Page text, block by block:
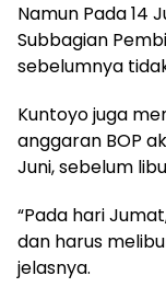
Namun Pada 14
Subbagian
sebelumnya
Kuntoyo juga
anggaran BOP
Juni, sebelum
“Pada hari
dan harus
jelasnya.